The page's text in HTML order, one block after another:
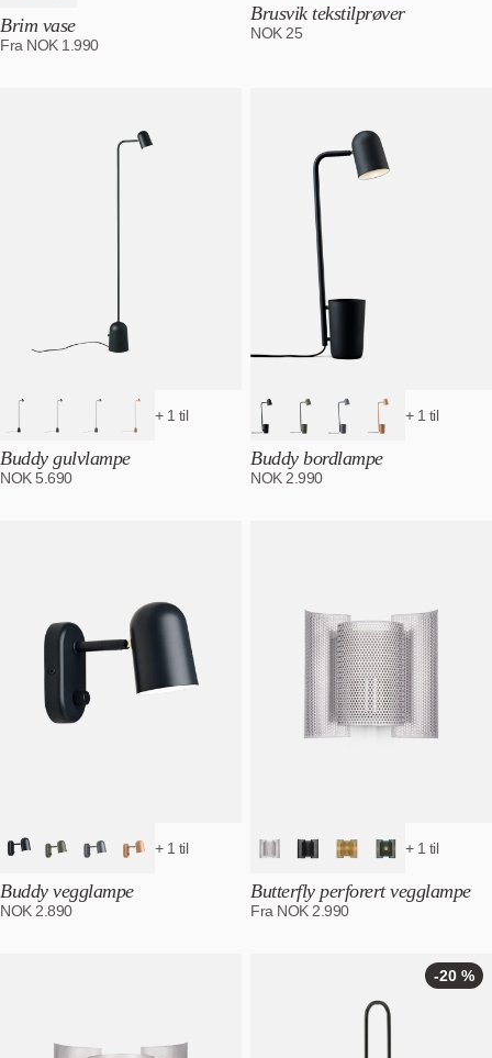
Brim vase
Fra NOK 1.990
Brusvik tekstilprøver
NOK 25
+ 1 til
Buddy gulvlampe
NOK 5.690
+ 1 til
Buddy bordlampe
NOK 2.990
+ 1 til
Buddy vegglampe
NOK2.890
+ 1 til
Butterfly perforert vegglampe
Fra NOK2.990
-20 %